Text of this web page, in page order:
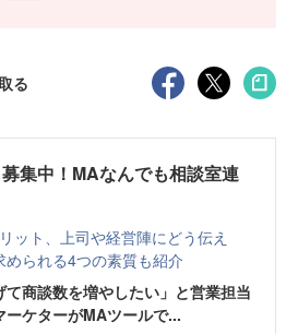
る
集中！MAなんでも相談室連
ット、上司や経営陣にどう伝え
められる4つの素質も紹介
て商談数を増やしたい」と営業担当
ケターがMAツールで...